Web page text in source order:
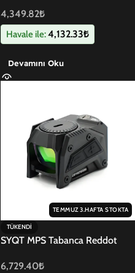
4,349.82₺
Havale ile:4,132.33₺
Devamını Oku
TEMMUZ 3.HAFTA STOKTA
TÜKENDI
SYQT MPS Tabanca Reddot
6,729.40₺